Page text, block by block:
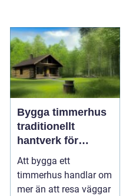
Bygga timmerhus
traditionellt
hantverk för
moderna behov
Att bygga ett
timmerhus handlar om
mer än att resa väggar